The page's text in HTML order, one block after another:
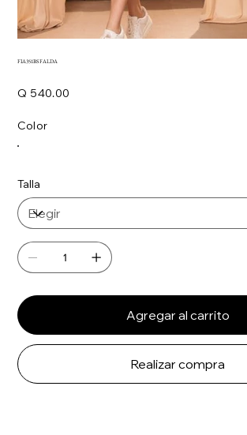
FIA351BS FALDA
Q 540.00
Color
Talla
Agregar al carrito
Realizar compra